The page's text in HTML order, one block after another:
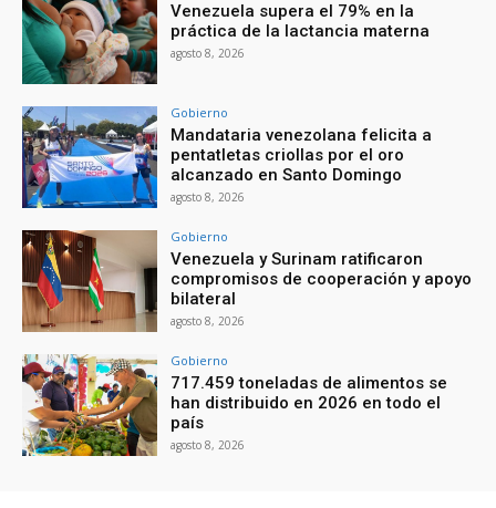
Venezuela supera el 79% en la
práctica de la lactancia materna
agosto 8, 2026
Gobierno
Mandataria venezolana felicita a
pentatletas criollas por el oro
alcanzado en Santo Domingo
agosto 8, 2026
Gobierno
Venezuela y Surinam ratificaron
compromisos de cooperación y apoyo
bilateral
agosto 8, 2026
Gobierno
717.459 toneladas de alimentos se
han distribuido en 2026 en todo el
país
agosto 8, 2026